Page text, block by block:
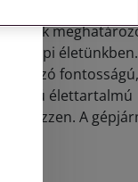
élettartalmú
A